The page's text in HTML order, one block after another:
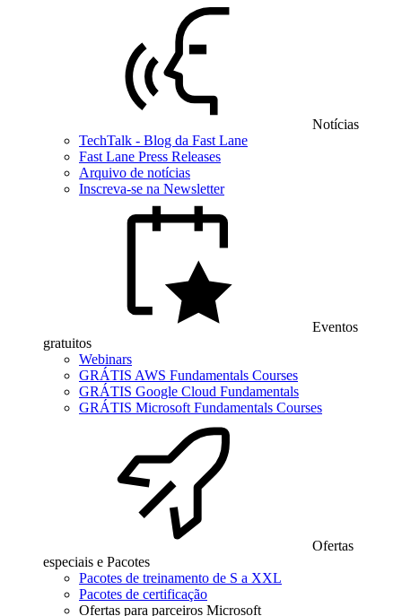
Notícias
TechTalk - Blog da Fast Lane
Fast Lane Press Releases
Arquivo de notícias
Inscreva-se na Newsletter
Eventos
gratuitos
Webinars
GRÁTIS AWS Fundamentals Courses
GRÁTIS Google Cloud Fundamentals
GRÁTIS Microsoft Fundamentals Courses
Ofertas
especiais e Pacotes
Pacotes de treinamento de S a XXL
Pacotes de certificação
Ofertas para parceiros Microsoft